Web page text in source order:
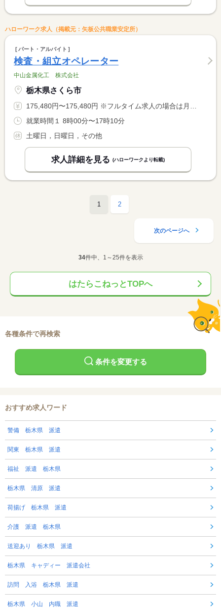
ハローワーク求人（掲載元：矢板公共職業安定所）
パート・アルバイト
検査・組立オペレーター
中山金属化工 株式会社
栃木県さくら市
175,480円〜175,480円 ※フルタイム求人の場合は月額（換算額）、パート求人の場合は時間額を表示しています。
就業時間１ 8時00分〜17時10分
土曜日，日曜日，その他
求人詳細を見る (ハローワークより転載)
1 2
次のページへ
34件中、1～25件を表示
はたらこねっとTOPへ
各種条件で再検索
条件を変更する
おすすめ求人ワード
警備 栃木県 派遣
関東 栃木県 派遣
福祉 派遣 栃木県
栃木県 清原 派遣
荷揚げ 栃木県 派遣
介護 派遣 栃木県
送迎あり 栃木県 派遣
栃木県 キャディー 派遣会社
訪問 入浴 栃木県 派遣
栃木県 小山 内職 派遣